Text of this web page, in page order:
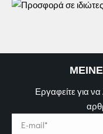
Εργαφείτε για